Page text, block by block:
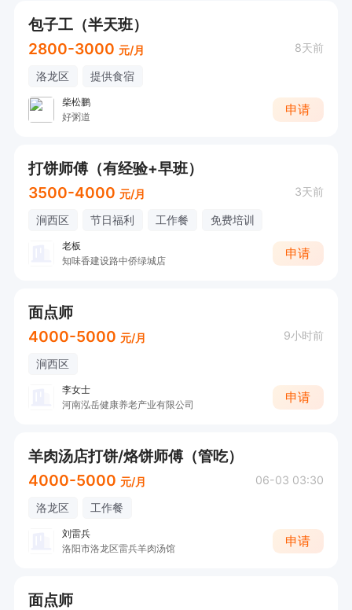
包子工（半天班）
2800-3000 元/月 8天前
洛龙区 提供食宿
柴松鹏
好粥道
申请
打饼师傅（有经验+早班）
3500-4000 元/月 3天前
涧西区 节日福利 工作餐 免费培训
老板
知味香建设路中侨绿城店
申请
面点师
4000-5000 元/月 9小时前
涧西区
李女士
河南泓岳健康养老产业有限公司
申请
羊肉汤店打饼/烙饼师傅（管吃）
4000-5000 元/月 06-03 03:30
洛龙区 工作餐
刘雷兵
洛阳市洛龙区雷兵羊肉汤馆
申请
面点师